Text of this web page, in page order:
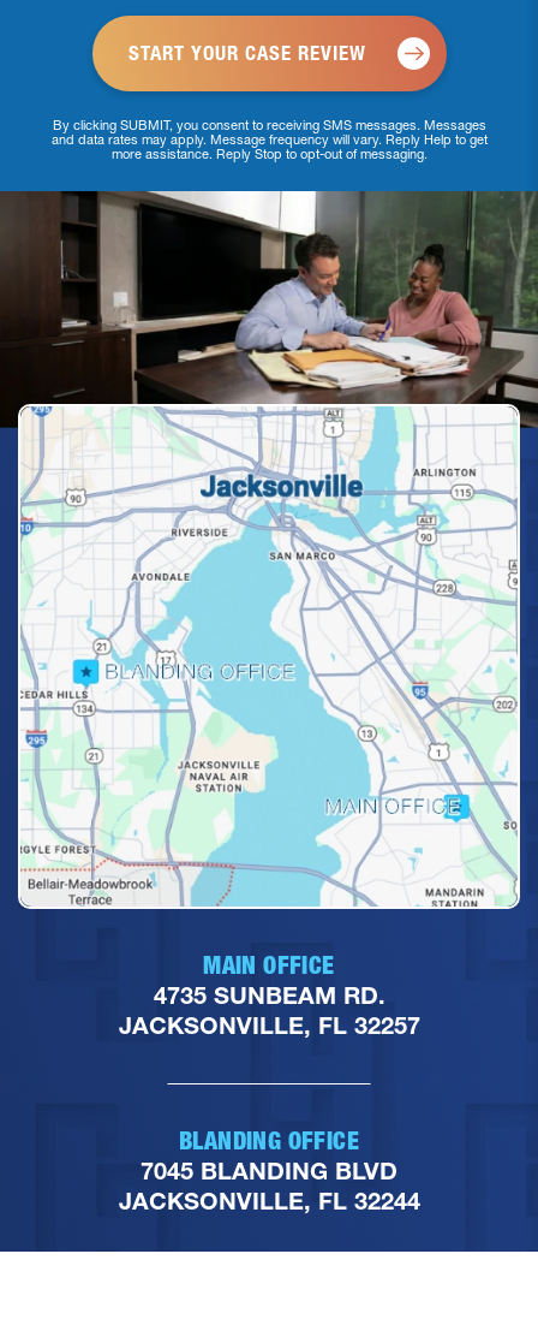
By clicking SUBMIT, you consent to receiving SMS messages. Messages
and data rates may apply. Message frequency will vary. Reply Help to get
more assistance. Reply Stop to opt-out of messaging.
MAIN OFFICE
4735 SUNBEAM RD.
JACKSONVILLE, FL 32257
BLANDING OFFICE
7045 BLANDING BLVD
JACKSONVILLE, FL 32244